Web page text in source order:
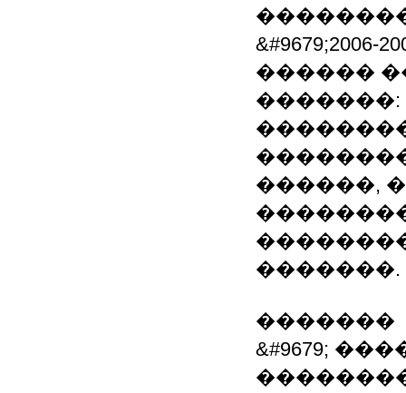
������
������,
�������.
�������
&#9679;